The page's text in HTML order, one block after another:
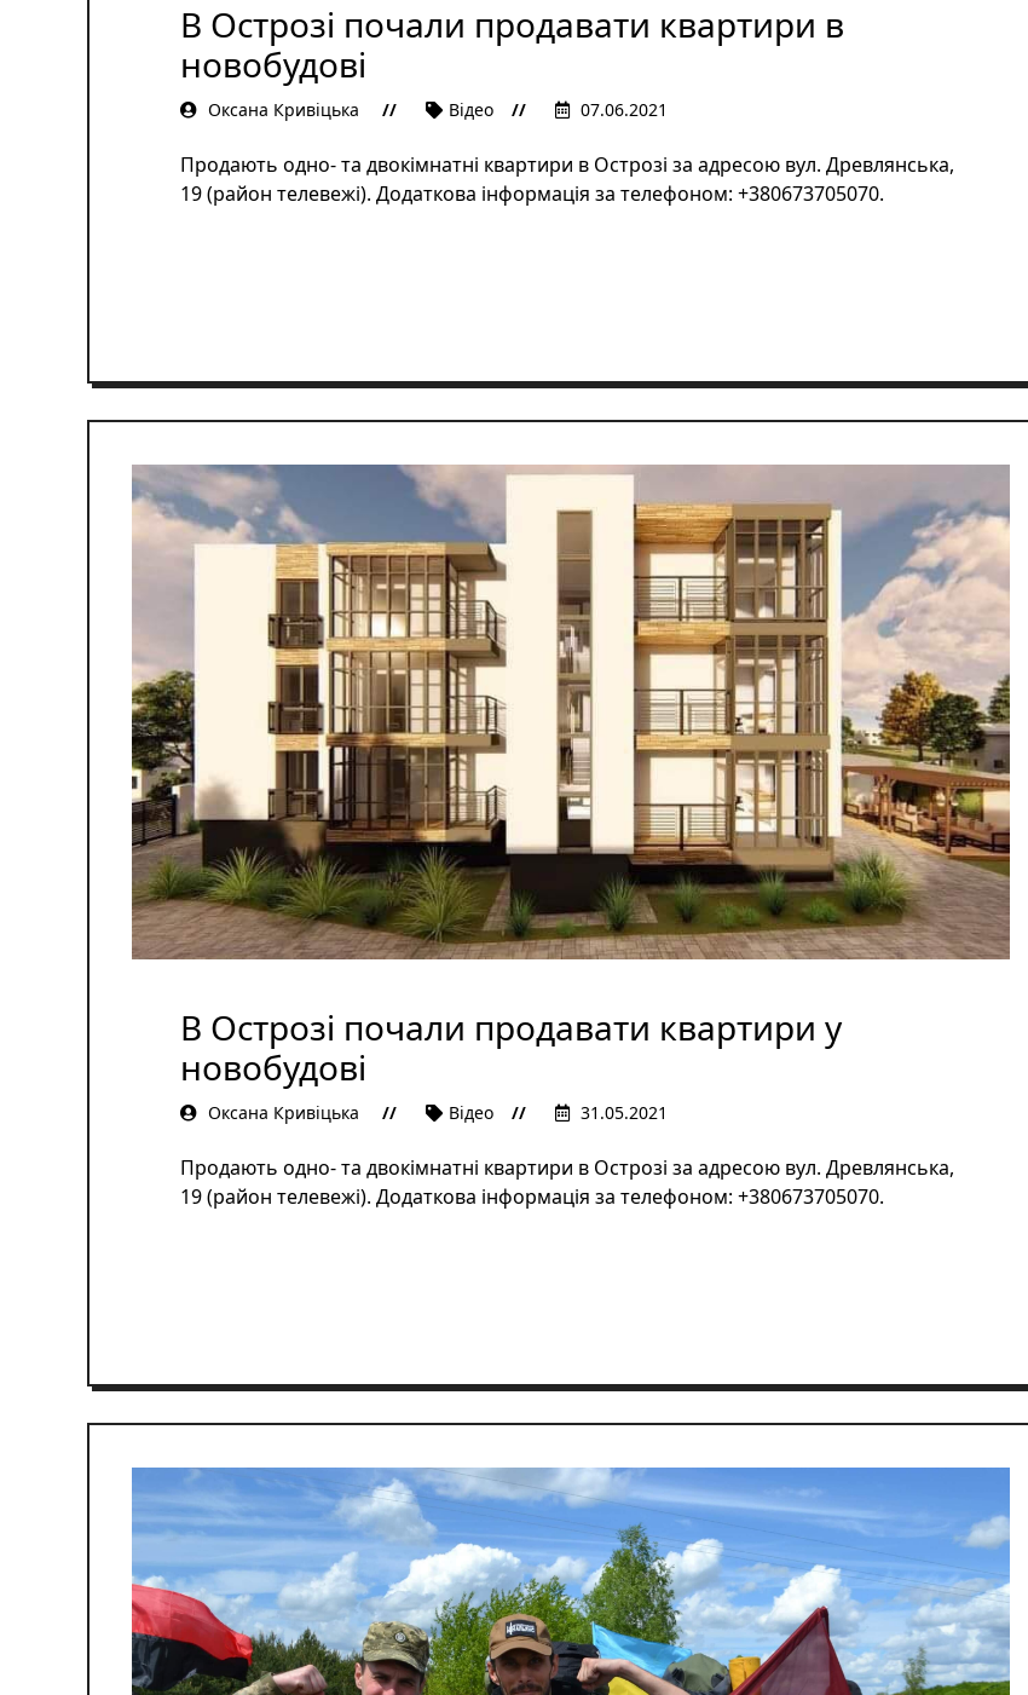
В Острозі почали продавати квартири в
новобудові
Оксана Кривіцька Відеo 07.06.2021
Продають одно- та двокімнатні квартири в Острозі за адресою вул. Древлянська,
19 (район телевежі). Додаткова інформація за телефоном: +380673705070.
В Острозі почали продавати квартири у
новобудові
Оксана Кривіцька Відеo 31.05.2021
Продають одно- та двокімнатні квартири в Острозі за адресою вул. Древлянська,
19 (район телевежі). Додаткова інформація за телефоном: +380673705070.